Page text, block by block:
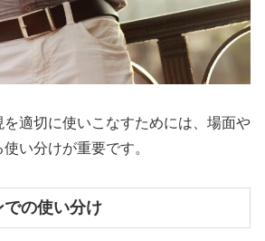
を適切に使いこなすためには、場面や
い分けが重要です。
での使い分け